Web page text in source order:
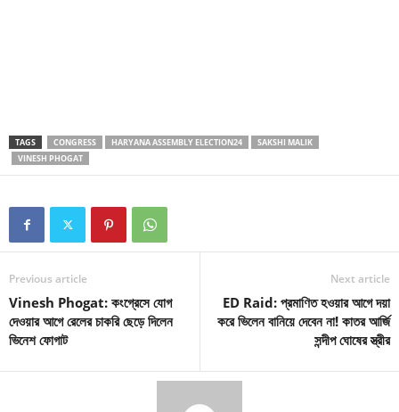
TAGS CONGRESS HARYANA ASSEMBLY ELECTION24
SAKSHI MALIK
VINESH PHOGAT
Previous article
Vinesh Phogat: কংগ্রেসে যোগ
দেওয়ার আগে রেলের চাকরি ছেড়ে দিলেন
ভিনেশ ফোগাট
Next article
ED Raid: প্রমাণিত হওয়ার আগে দয়া
করে ভিলেন বানিয়ে দেবেন না! কাতর আর্জি
সন্দীপ ঘোষের স্ত্রীর